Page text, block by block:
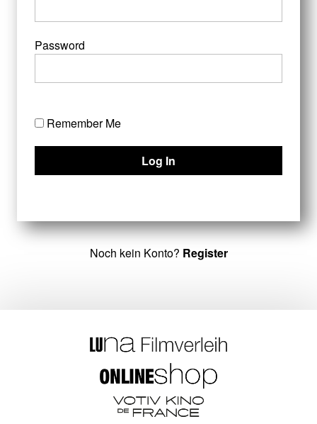
Password
Remember Me
Noch kein Konto? Register